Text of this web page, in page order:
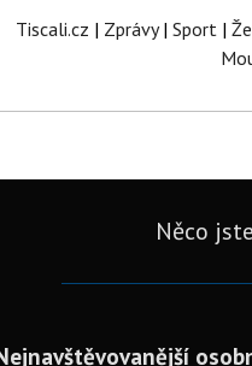
Tiscali.cz | Zprávy| Sport|
Něco